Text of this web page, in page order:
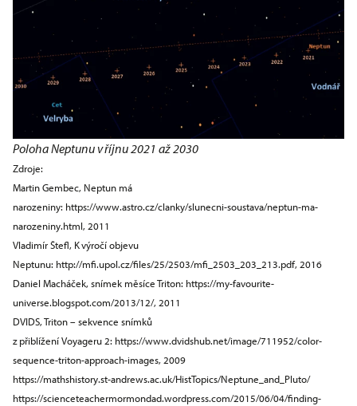
Poloha Neptunu v říjnu 2021 až 2030
Zdroje:
Martin Gembec, Neptun má
narozeniny: https://www.astro.cz/clanky/slunecni-soustava/neptun-ma-
narozeniny.html, 2011
Vladimír Štefl, K výročí objevu
Neptunu: http://mfi.upol.cz/files/25/2503/mfi_2503_203_213.pdf, 2016
Daniel Macháček, snímek měsíce Triton: https://my-favourite-
universe.blogspot.com/2013/12/, 2011
DVIDS, Triton – sekvence snímků
z přiblížení Voyageru 2: https://www.dvidshub.net/image/711952/color-
sequence-triton-approach-images, 2009
https://mathshistory.st-andrews.ac.uk/HistTopics/Neptune_and_Pluto/
https://scienceteachermormondad.wordpress.com/2015/06/04/finding-